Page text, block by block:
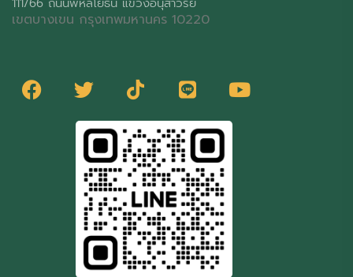
เขตบางเขน กรุงเทพมหานคร 10220